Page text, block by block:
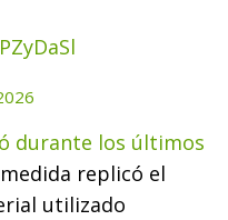
durante los últimos
replicó el
utilizado